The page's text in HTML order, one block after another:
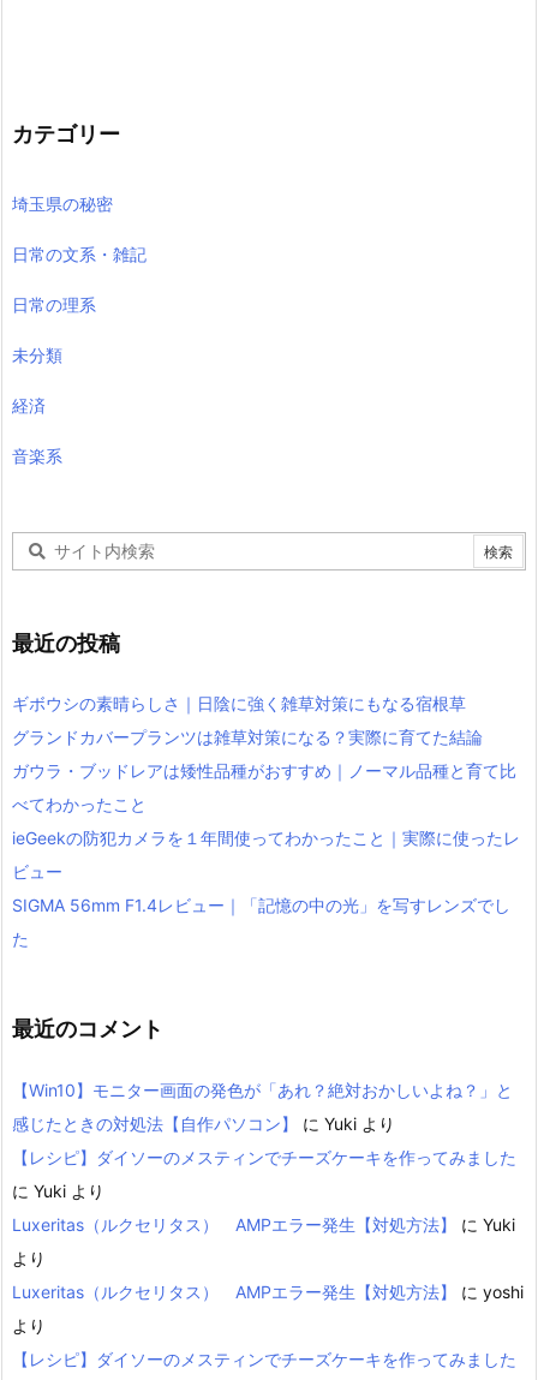
カテゴリー
埼玉県の秘密
日常の文系・雑記
日常の理系
未分類
経済
音楽系
最近の投稿
ギボウシの素晴らしさ｜日陰に強く雑草対策にもなる宿根草
グランドカバープランツは雑草対策になる？実際に育てた結論
ガウラ・ブッドレアは矮性品種がおすすめ｜ノーマル品種と育て比
べてわかったこと
ieGeekの防犯カメラを１年間使ってわかったこと｜実際に使ったレ
ビュー
SIGMA 56mm F1.4レビュー｜「記憶の中の光」を写すレンズでし
た
最近のコメント
【Win10】モニター画面の発色が「あれ？絶対おかしいよね？」と
感じたときの対処法【自作パソコン】
に Yuki より
【レシピ】ダイソーのメスティンでチーズケーキを作ってみました
に Yuki より
Luxeritas（ルクセリタス） AMPエラー発生【対処方法】
に Yuki
より
Luxeritas（ルクセリタス） AMPエラー発生【対処方法】
に yoshi
より
【レシピ】ダイソーのメスティンでチーズケーキを作ってみました